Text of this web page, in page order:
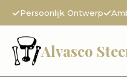
Persoonlijk Ontwerp
Alvasco